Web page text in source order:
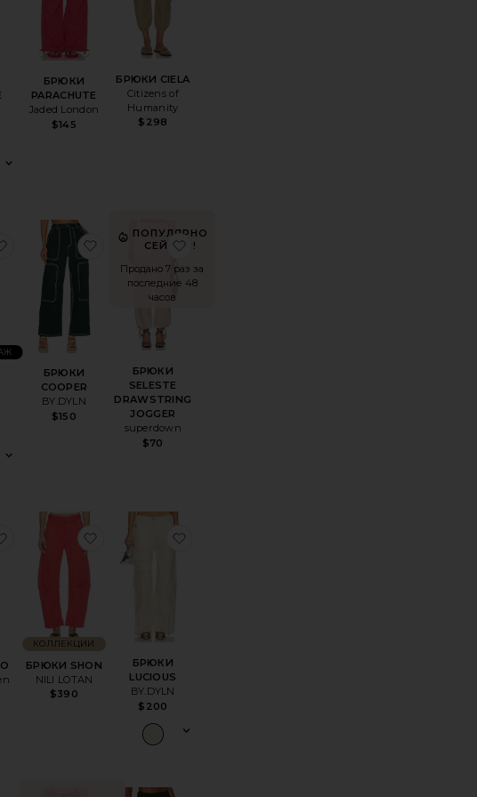
БРЮКИ
PARACHUTE
Jaded London
$145
БРЮКИ CIELA
Citizens of
Humanity
$298
DUO
избранноеБРЮКИ THASSOS
БРЮКИ
COOPER
BY.DYLN
$150
избранноеБРЮКИ COOPER
ПОПУЛЯРНО
СЕЙЧАС!
Продано 7 раз за
последние 48
часов
БРЮКИ
SELESTE
DRAWSTRING
JOGGER
superdown
$70
избранноеБРЮКИ SELESTE DRAWSTRING
STRAIGHT LEG CARGO PANT
избранноеБРЮКИ DUO
БРЮКИ SHON
NILI LOTAN
$390
КОЛЛЕКЦИИ
избранноеБРЮКИ SHON
БРЮКИ
LUCIOUS
BY.DYLN
$200